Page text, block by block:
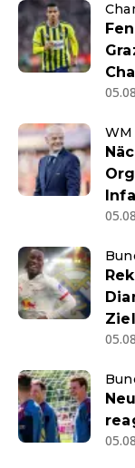
WM